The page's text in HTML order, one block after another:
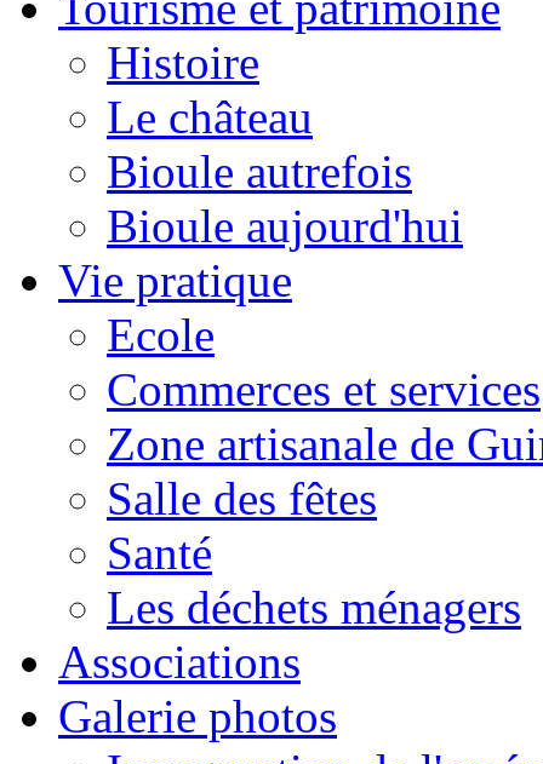
Histoire
Le château
Bioule autrefois
Bioule aujourd'hui
Vie pratique
Ecole
Commerces et services
Zone artisanale de
Salle des fêtes
Santé
Les déchets ménagers
Associations
Galerie photos